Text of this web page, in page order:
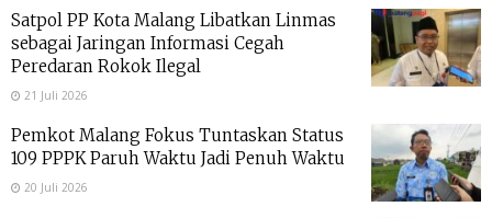
Satpol PP Kota Malang Libatkan Linmas
sebagai Jaringan Informasi Cegah
Peredaran Rokok Ilegal
21 Juli 2026
Pemkot Malang Fokus Tuntaskan Status
109 PPPK Paruh Waktu Jadi Penuh Waktu
20 Juli 2026